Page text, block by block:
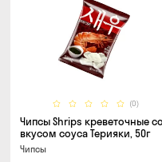
(0)
Чипсы Shrips креветочные со
вкусом соуса Терияки, 50г
Чипсы